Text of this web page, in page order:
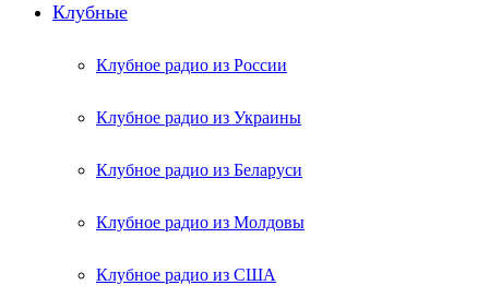
Клубные
Клубное радио из России
Клубное радио из Украины
Клубное радио из Беларуси
Клубное радио из Молдовы
Клубное радио из США